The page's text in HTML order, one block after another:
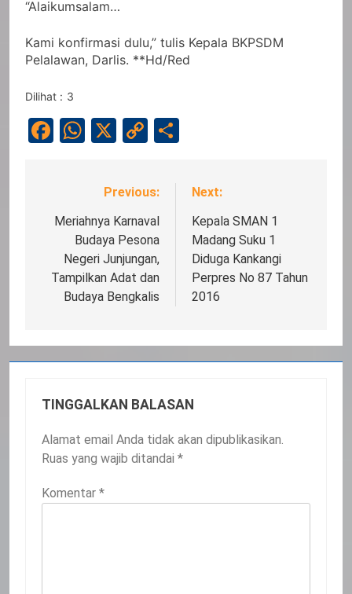
“Alaikumsalam…
Kami konfirmasi dulu,” tulis Kepala BKPSDM
Pelalawan, Darlis. **Hd/Red
Dilihat : 3
Facebook
WhatsApp
X
Copy
Navigasi
pos
Previous:
Meriahnya Karnaval
Budaya Pesona
Negeri Junjungan,
Tampilkan Adat dan
Budaya Bengkalis
Next:
Kepala SMAN 1
Madang Suku 1
Diduga Kankangi
Perpres No 87 Tahun
2016
TINGGALKAN BALASAN
Alamat email Anda tidak akan dipublikasikan.
Ruas yang wajib ditandai *
Komentar *